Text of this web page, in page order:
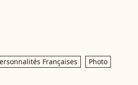
Françaises
Photo